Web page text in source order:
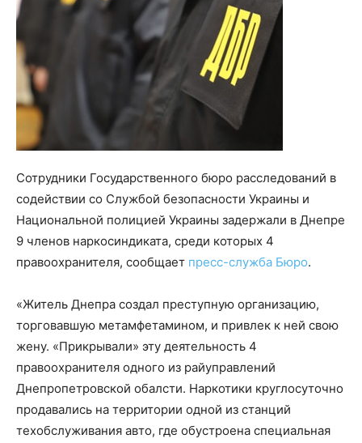
Сотрудники Государственного бюро расследований в
содействии со Службой безопасности Украины и
Национальной полицией Украины задержали в Днепре
9 членов наркосиндиката, среди которых 4
правоохранителя, сообщает пресс-служба Бюро.
«Житель Днепра создал преступную организацию,
торговавшую метамфетамином, и привлек к ней свою
жену. «Прикрывали» эту деятельность 4
правоохранителя одного из райуправлений
Днепропетровской обалсти. Наркотики круглосуточно
продавались на территории одной из станций
техобслуживания авто, где обустроена специальная